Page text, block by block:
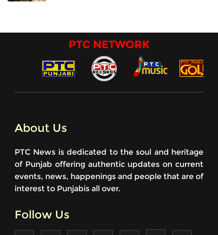
PTC NETWORK
About Us
PTC News is dedicated to the soul and heritage
of Punjab offering authentic updates on current
events, news, happenings and people that are of
interest to Punjabis all over.
Follow Us